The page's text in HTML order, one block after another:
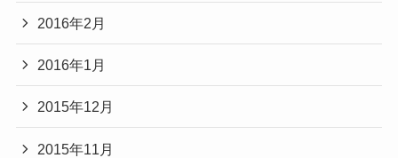
2016年2月
2016年1月
2015年12月
2015年11月